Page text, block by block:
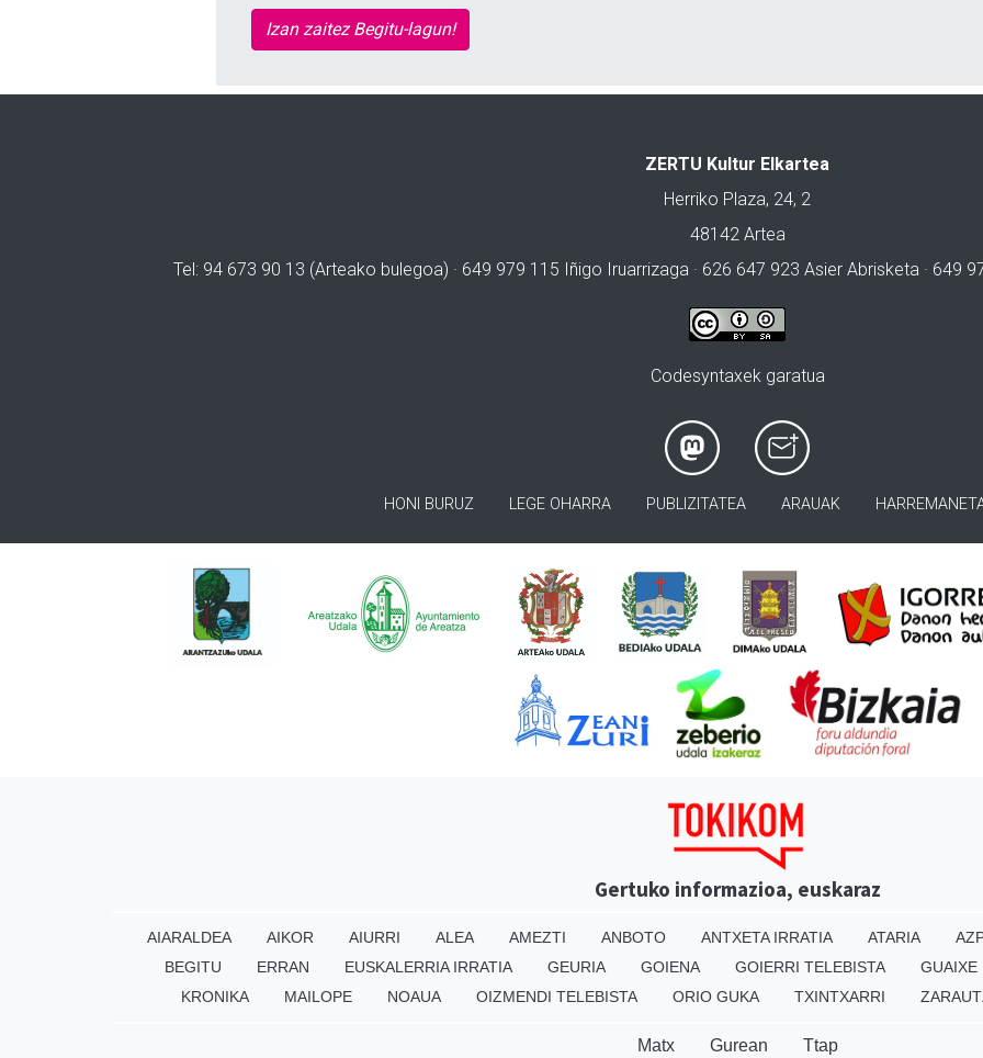
Izan zaitez Begitu-lagun!
ZERTU Kultur Elkartea
Herriko Plaza, 24, 2
48142 Artea
Tel: 94 673 90 13 (Arteako bulegoa) · 649 979 115 Iñigo Iruarrizaga · 626 647 923 Asier Abrisketa · 649
Codesyntaxek garatua
HONI BURUZ LEGE OHARRA PUBLIZITATEA ARAUAK
Gertuko informazioa, euskaraz
AIARALDEA AIKOR AIURRI ALEA AMEZTI ANBOTO ANTXETA IRRATIA ATARIA
BEGITU
ERRAN EUSKALERRIA IRRATIA GEURIA GOIENA GOIERRI TELEBISTA
GUAIXE
KRONIKA
MAILOPE NOAUA OIZMENDI TELEBISTA ORIO GUKA TXINTXARRI
Matx Gurean Ttap